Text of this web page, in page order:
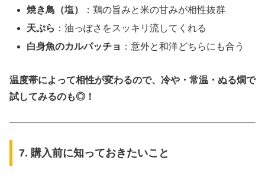
焼き鳥（塩）
：鶏の旨みと米の甘みが相性抜群
天ぷら ：油っぽさをスッキリ流してくれる
白身魚のカルパッチョ ：意外と和洋どちらにも合う
温度帯によって相性が変わるので、冷や・常温・ぬる燗で
試してみるのも◎！
7. 購入前に知っておきたいこと